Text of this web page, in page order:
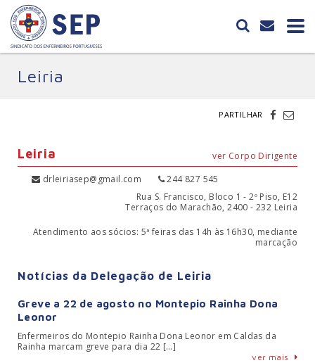
Leiria
PARTILHAR
Leiria
ver Corpo Dirigente
drleiriasep@gmail.com
244 827 545
Rua S. Francisco, Bloco 1 - 2º Piso, E12
Terraços do Marachão, 2400 - 232 Leiria
Atendimento aos sócios: 5ª feiras das 14h às 16h30, mediante
marcação
Notícias da Delegação de Leiria
Greve a 22 de agosto no Montepio Rainha Dona
Leonor
Enfermeiros do Montepio Rainha Dona Leonor em Caldas da
Rainha marcam greve para dia 22 […]
ver mais